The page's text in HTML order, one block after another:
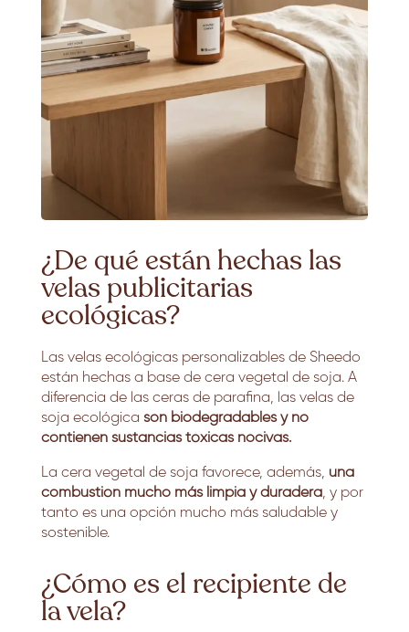
¿De qué están hechas las
velas publicitarias
ecológicas?
Las velas ecológicas personalizables de Sheedo
están hechas a base de cera vegetal de soja. A
diferencia de las ceras de parafina, las velas de
soja ecológica son biodegradables y no
contienen sustancias tóxicas nocivas.
La cera vegetal de soja favorece, además, una
combustión mucho más limpia y duradera, y por
tanto es una opción mucho más saludable y
sostenible.
¿Cómo es el recipiente de
la vela?